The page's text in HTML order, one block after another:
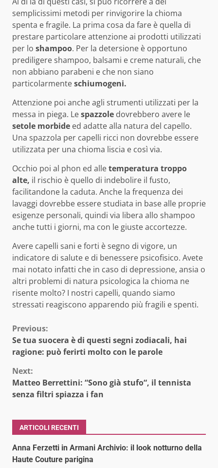
semplicissimi metodi per rinvigorire la chioma
spenta e fragile. La prima cosa da fare è quella di
prestare particolare attenzione ai prodotti utilizzati
per lo shampoo. Per la detersione è opportuno
prediligere shampoo, balsami e creme naturali, che
non abbiano parabeni e che non siano
particolarmenteschiumogeni.
Attenzione poi anche agli strumenti utilizzati per la
messa in piega. Lespazzole dovrebbero avere le
setole morbide ed adatte alla natura del capello.
Una spazzola per capelli ricci non dovrebbe essere
utilizzata per una chioma liscia e così via.
Occhio poi al phon ed alletemperatura troppo
alte, il rischio è quello di indebolire il fusto,
facilitandone la caduta. Anche la frequenza dei
lavaggi dovrebbe essere studiata in base alle proprie
esigenze personali, quindi via libera allo shampoo
anche tutti i giorni, ma con le giuste accortezze.
Avere capelli sani e forti è segno di vigore, un
indicatore di salute e di benessere psicofisico. Avete
mai notato infatti che in caso di depressione, ansia o
altri problemi di natura psicologica la chioma ne
risente molto? I nostri capelli, quando siamo
stressati reagiscono apparendo più fragili e spenti.
Continue
Reading
Previous:
Se tua suocera è di questi segni zodiacali, hai
ragione: può ferirti molto con le parole
Next:
Matteo Berrettini: “Sono già stufo“, il tennista
senza filtri spiazza i fan
ARTICOLI RECENTI
Anna Ferzetti in Armani Archivio: il look notturno della
Haute Couture parigina